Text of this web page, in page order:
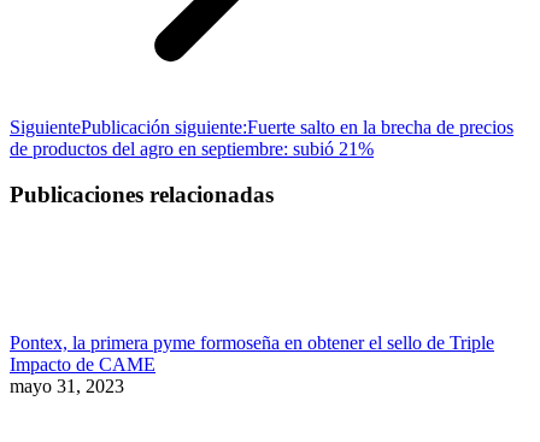
SiguientePublicación siguiente:Fuerte salto en la brecha de precios
de productos del agro en septiembre: subió 21%
Publicaciones relacionadas
Pontex, la primera pyme formoseña en obtener el sello de Triple
Impacto de CAME
mayo 31, 2023